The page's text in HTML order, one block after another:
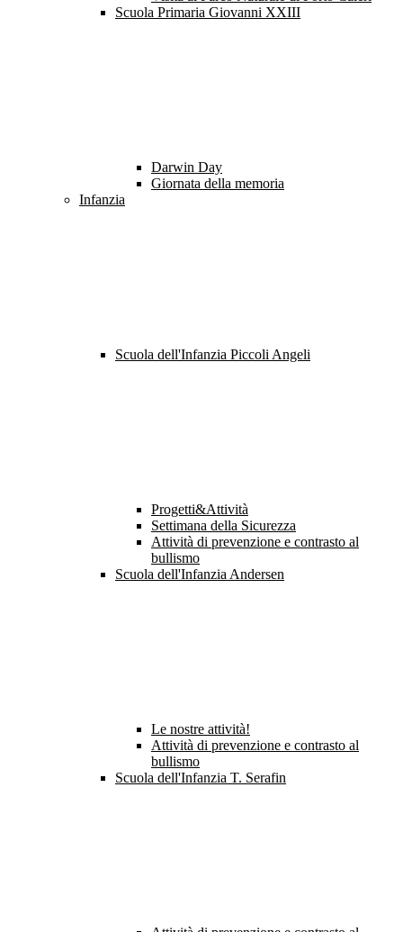
Scuola Primaria Giovanni XXIII
Darwin Day
Giornata della memoria
Infanzia
Scuola dell'Infanzia Piccoli Angeli
Progetti&Attività
Settimana della Sicurezza
Attività di prevenzione e contrasto al
bullismo
Scuola dell'Infanzia Andersen
Le nostre attività!
Attività di prevenzione e contrasto al
bullismo
Scuola dell'Infanzia T. Serafin